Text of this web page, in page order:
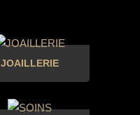
JOAILLERIE